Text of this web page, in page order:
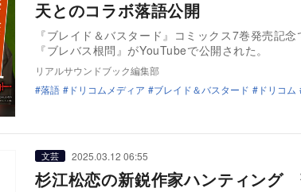
『ブレイド＆バスタード』コミックス7巻発売記
『ブレバス根問』がYouTubeで公開された。
リアルサウンドブック編集部
落語
ドリコムメディア ブレイド＆バスタード ドリコム
文芸 2025.03.12 06:55
杉江松恋の新鋭作家ハンティング